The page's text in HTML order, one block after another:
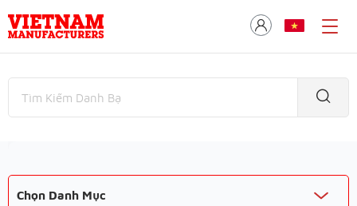
Chọn Danh Mục